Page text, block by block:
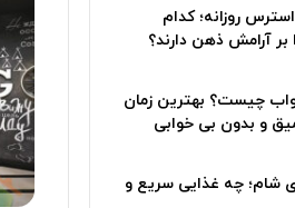
روزانه؛ کدام
بر آرامش ذهن دارند؟
چیست؟ بهترین زمان
و بدون بی خوابی
شام؛ چه غذایی سریع و